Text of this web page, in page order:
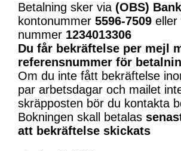
Betalning sker via (OBS)
kontonummer 5596-7509 eller
nummer 1234013306
Du får bekräftelse per mejl
referensnummer för
Om du inte fått bekräftelse
par arbetsdagar och mailet
skräpposten bör du kontakta
Bokningen skall betalas
att bekräftelse skickats